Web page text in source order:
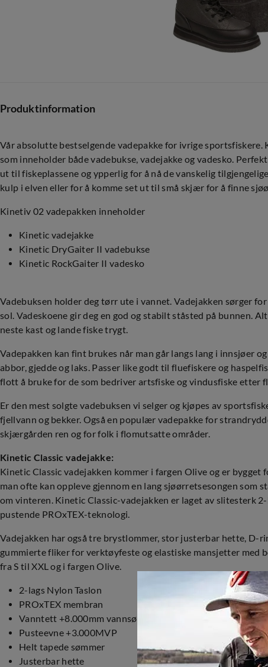
Produktinformation
Vår absolutte bestselgende vadepakke for ivrige
som inneholder både vadebukse, vadejakke og vadesko.
ut til fiskeplassene og ypperlig for å nå de vanskelig
kulp i elven eller for å komme set ut til små skjær for å finne
Kinetiv 02 vadepakken inneholder
Kinetic vadejakke
Kinetic DryGaiter II vadebukse
Kinetic RockGaiter II vadesko
Vadebuksen holder deg tørr ute i vannet. Vadejakken sørger
sol. Vadeskoene gir deg en god og stabilt ståsted på bunnen.
neste kast og lande fiske trygt.
Vadepakken kan fint brukes når man går langs lang i innsjøer
abbor, gjedde og laks. Passer like godt til fluefiskere og
flott å bruke for de som bedriver artsfiske og vindusfiske etter
Er den mest solgte vadebuksen vi selger og kjøpes av
fjellvann og bekker. Også en populær vadepakke for
skjærgården ren og for folk i flomutsatte områder.
Kinetic Classic vadejakke:
Kinetic Classic vadejakken kommer i fargen Olive og er bygget
man ofte kan oppleve gjennom en lang sjøørretsesongen som
om vinteren. Kinetic Classic-vadejakken er laget av slitesterk
pustende PROxTEX-teknologi.
Vadejakken har også tre brystlommer, stor justerbar hette, D-
gummierte fliker for verktøyfeste og elastiske mansjetter med
fra S til XXL og i fargen Olive.
2-lags Nylon Taslon
PROxTEX membran
Vanntett +8.000mm vannsøyle
Pusteevne +3.000MVP
Helt tapede sømmer
Justerbar hette